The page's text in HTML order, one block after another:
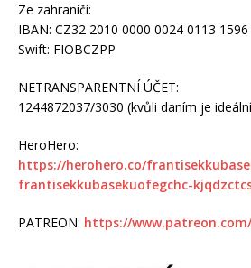
Ze zahraničí:
IBAN: CZ32 2010 0000 0024 0113 1596
Swift: FIOBCZPP
NETRANSPARENTNÍ ÚČET:
1244872037/3030 (kvůli daním je
HeroHero:
https://herohero.co/
frantisekkubasekuofegchc-
PATREON: https://